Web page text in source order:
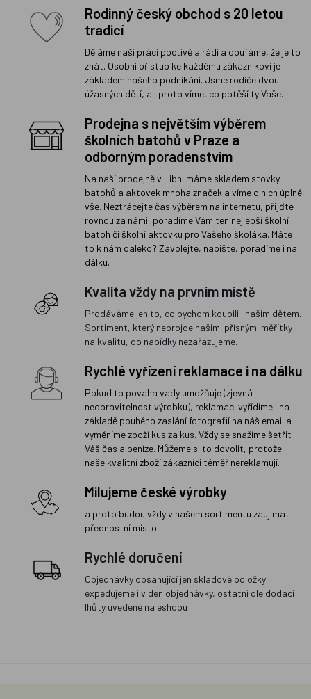
Rodinný český obchod s 20 letou
tradicí
Děláme naši práci poctivě a rádi a doufáme, že je to
znát. Osobní přístup ke každému zákazníkovi je
základem našeho podnikání. Jsme rodiče dvou
úžasných dětí, a i proto víme, co potěší ty Vaše.
Prodejna s největším výběrem
školních batohů v Praze a
odborným poradenstvím
Na naší prodejně v Libni máme skladem stovky
batohů a aktovek mnoha značek a víme o nich úplně
vše. Neztrácejte čas výběrem na internetu, přijďte
rovnou za námi, poradíme Vám ten nejlepší školní
batoh či školní aktovku pro Vašeho školáka. Máte
to k nám daleko? Zavolejte, napište, poradíme i na
dálku.
Kvalita vždy na prvním místě
Prodáváme jen to, co bychom koupili i našim dětem.
Sortiment, který neprojde našimi přísnými měřítky
na kvalitu, do nabídky nezařazujeme.
Rychlé vyřízení reklamace i na dálku
Pokud to povaha vady umožňuje (zjevná
neopravitelnost výrobku), reklamaci vyřídíme i na
základě pouhého zaslání fotografií na náš email a
vyměníme zboží kus za kus. Vždy se snažíme šetřit
Váš čas a peníze. Můžeme si to dovolit, protože
naše kvalitní zboží zákazníci téměř nereklamují.
Milujeme české výrobky
a proto budou vždy v našem sortimentu zaujímat
přednostní místo
Rychlé doručení
Objednávky obsahující jen skladové položky
expedujeme i v den objednávky, ostatní dle dodací
lhůty uvedené na eshopu